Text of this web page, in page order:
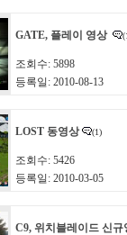
GATE, 플레이 영상
조회수: 5898
등록일: 2010-08-13
LOST 동영상 (1)
조회수: 5426
등록일: 2010-03-05
C9, 위치블레이드 신규